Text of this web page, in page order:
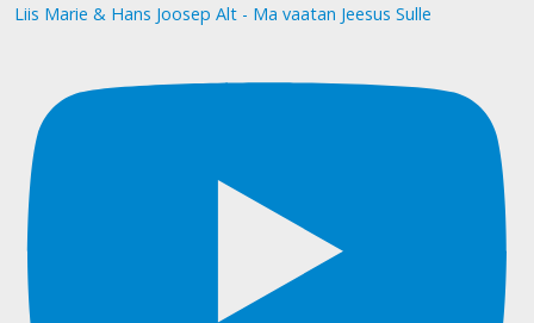
Liis Marie & Hans Joosep Alt - Ma vaatan Jeesus Sulle